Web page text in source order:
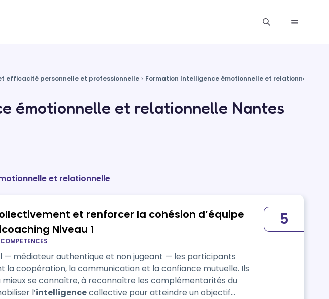
efficacité personnelle et professionnelle Formation Intelligence émotionnelle et relationnelle
émotionnelle et relationnelle Nantes
et relationnelle
et renforcer la cohésion d’équipe
Niveau 1
— médiateur authentique et non jugeant — les participants
la coopération, la communication et la confiance mutuelle. Ils
se connaître, à reconnaître les complémentarités du
l’intelligencecollective pour atteindre un objectif
5